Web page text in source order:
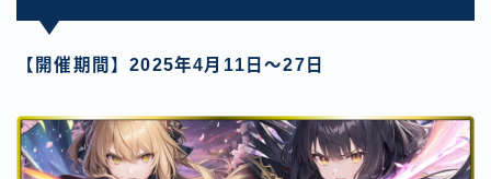
【開催期間】2025年4月11日〜27日